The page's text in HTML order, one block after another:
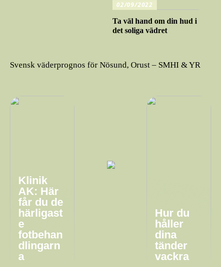
02/09/2022
Ta väl hand om din hud i
det soliga vädret
Svensk väderprognos för Nösund, Orust – SMHI & YR
Klinik
AK: Här
får du de
härligast
e
fotbehan
dlingarn
a
Hur du
håller
dina
tänder
vackra